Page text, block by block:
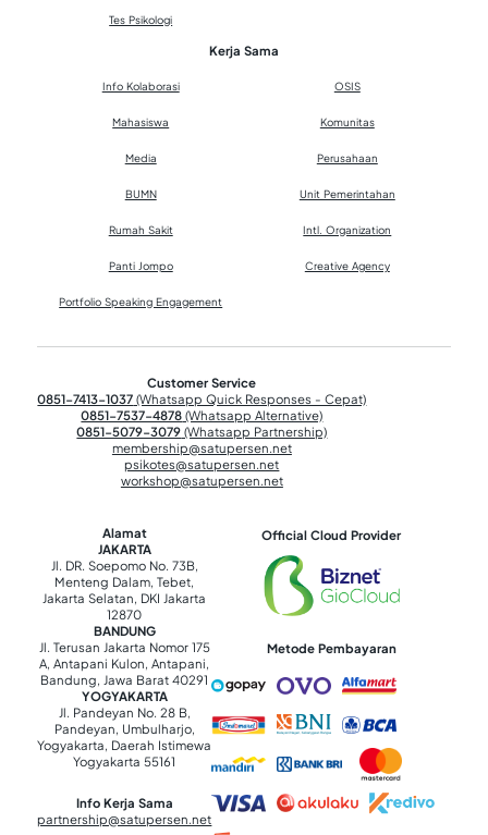
Customer Service
0851-7413-1037 (Whatsapp Quick Responses - Cepat)
0851-7537-4878 (Whatsapp Alternative)
0851-5079-3079 (Whatsapp Partnership)
membership@satupersen.net
psikotes@satupersen.net
workshop@satupersen.net
Tes Psikologi
Kerja Sama
Info Kolaborasi OSIS
Mahasiswa Komunitas
Media Perusahaan
BUMN Unit Pemerintahan
Rumah Sakit Intl. Organization
Panti Jompo Creative Agency
Portfolio Speaking Engagement
Alamat
JAKARTA
Jl. DR. Soepomo No. 73B,
Menteng Dalam, Tebet,
Jakarta Selatan, DKI Jakarta
12870
BANDUNG
Jl. Terusan Jakarta Nomor 175
A, Antapani Kulon, Antapani,
Bandung, Jawa Barat 40291
YOGYAKARTA
Jl. Pandeyan No. 28 B,
Pandeyan, Umbulharjo,
Yogyakarta, Daerah Istimewa
Yogyakarta 55161
Info Kerja Sama
partnership@satupersen.net
Official Cloud Provider
Metode Pembayaran